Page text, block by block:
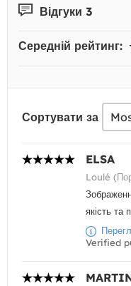
Відгуки 3
Середній рейтинг:
Сортувати за
ELSA
Loulé
якість та
Verified